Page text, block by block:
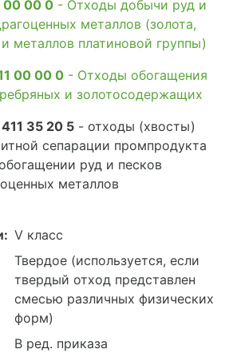
00 00 0 - Отходы добычи руд и
металлов (золота,
металлов платиновой группы)
00 00 0 - Отходы обогащения
и золотосодержащих
35 20 5 - отходы (хвосты)
сепарации промпродукта
руд и песков
металлов
V класс
Твердое (используется, если
твердый отход представлен
смесью различных физических
форм)
В ред. приказа